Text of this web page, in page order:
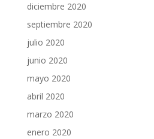
diciembre 2020
septiembre 2020
julio 2020
junio 2020
mayo 2020
abril 2020
marzo 2020
enero 2020